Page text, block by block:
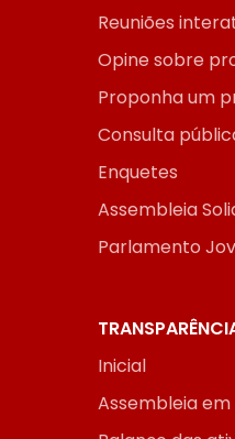
Reuniões
Opine sobre
Proponha um
Consulta
Enquetes
Assembleia
Parlamento
Inicial
Assembleia